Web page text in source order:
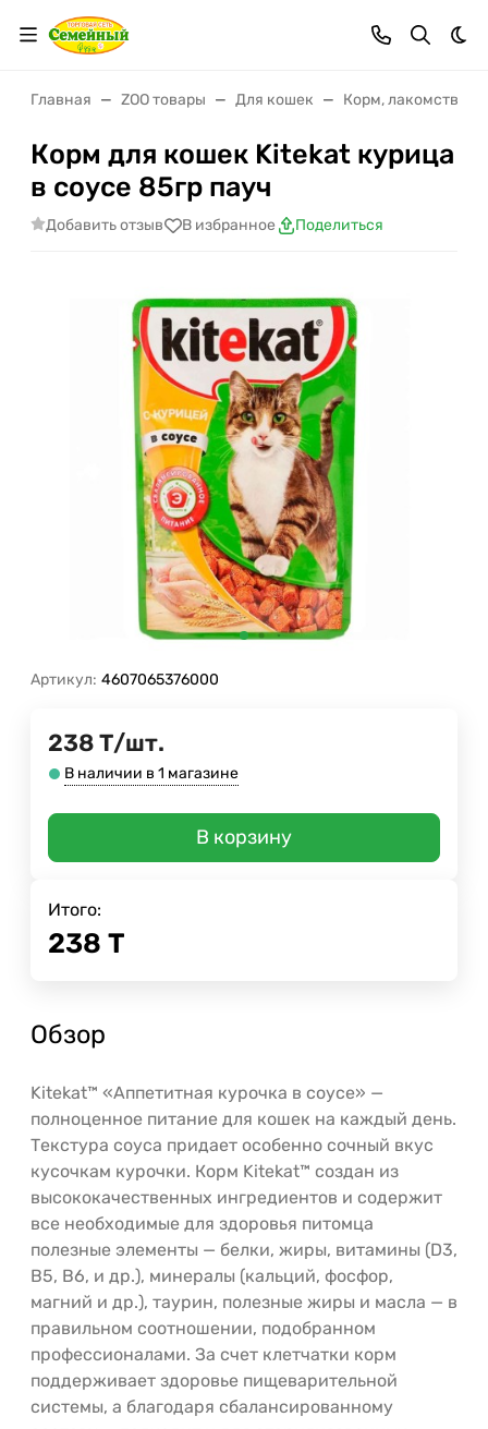
Главная ZOO товары Для кошек Корм, лакомства
Корм для кошек Kitekat курица
в соусе 85гр пауч
Добавить отзыв В избранное Поделиться
Артикул: 4607065376000
238 Т/шт.
В наличии в 1 магазине
В корзину
Итого:
238 Т
Обзор
Kitekat™ «Аппетитная курочка в соусе» —
полноценное питание для кошек на каждый день.
Текстура соуса придает особенно сочный вкус
кусочкам курочки. Корм Kitekat™ создан из
высококачественных ингредиентов и содержит
все необходимые для здоровья питомца
полезные элементы — белки, жиры, витамины (D3,
B5, B6, и др.), минералы (кальций, фосфор,
магний и др.), таурин, полезные жиры и масла — в
правильном соотношении, подобранном
профессионалами. За счет клетчатки корм
поддерживает здоровье пищеварительной
системы, а благодаря сбалансированному